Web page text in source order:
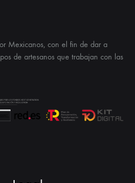
Mexicanos, con el fin de dar a
de artesanos que trabajan con las